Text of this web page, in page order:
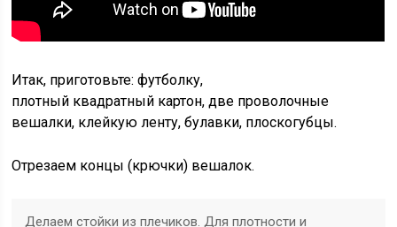
Итак, приготовьте: футболку,
плотный квадратный картон, две проволочные
вешалки, клейкую ленту, булавки, плоскогубцы.
Отрезаем концы (крючки) вешалок.
Делаем стойки из плечиков. Для плотности и